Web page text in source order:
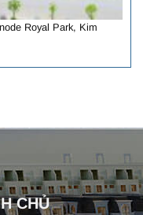
Royal Park, Kim
CHỦ